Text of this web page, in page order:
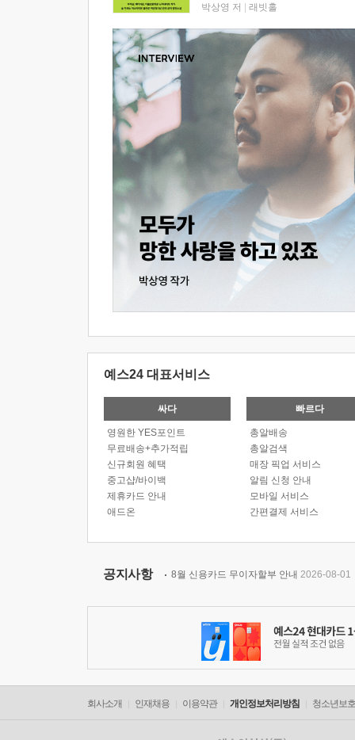
박상영 저 래빗홀
예스24 대표서비스
싸다
영원한 YES포인트
무료배송+추가적립
신규회원 혜택
중고샵/바이백
제휴카드 안내
애드온
빠르다
총알배송
총알검색
매장 픽업 서비스
알림 신청 안내
모바일 서비스
간편결제 서비스
공지사항 8월 신용카드 무이자할부 안내 2026-08-01
회사소개 인재채용 이용약관 개인정보처리방침 청소년보